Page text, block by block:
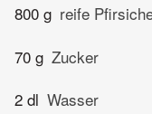
800 g reife
70 g Zucker
2 dl Wasser